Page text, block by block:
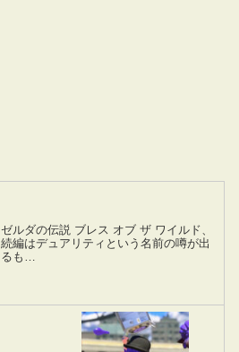
ゼルダの伝説 ブレス オブ ザ ワイルド、
続編はデュアリティという名前の噂が出
るも…